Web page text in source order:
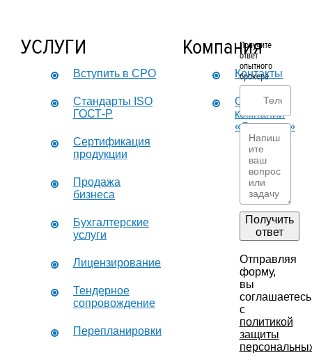
УСЛУГИ
Вступить в СРО
Стандарты ISO
ГОСТ-Р
Сертификация
продукции
Продажа
бизнеса
Бухгалтерские
услуги
Лицензирование
Тендерное
сопровождение
Перепланировки
Компания
Контакты
О
компании
«Дикастер»
Получите
ответ
опытного
брокера
Получить
ответ
Отправляя
форму,
вы
соглашаетесь
с
политикой
защиты